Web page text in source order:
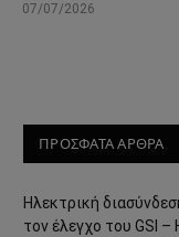
07/07/2026
ΠΡΟΣΦΑΤΑ ΑΡΘΡΑ
Ηλεκτρική
τον έλεγχο του GSI –